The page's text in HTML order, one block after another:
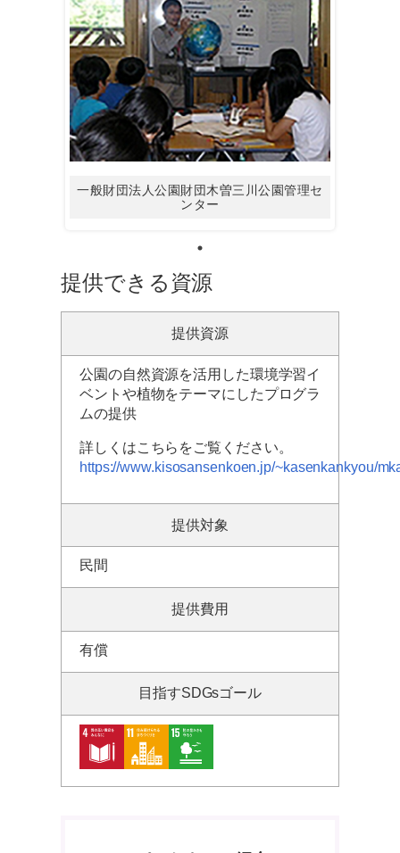
一般財団法人公園財団木曽三川公園管理セ
ンター
提供できる資源
提供資源
公園の自然資源を活用した環境学習イ
ベントや植物をテーマにしたプログラ
ムの提供
詳しくはこちらをご覧ください。
https://www.kisosansenkoen.jp/~kasenkankyou/
提供対象
民間
提供費用
有償
目指すSDGsゴール